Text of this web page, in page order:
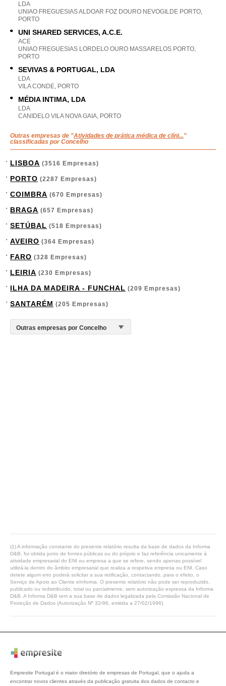
LDA
UNIAO FREGUESIAS ALDOAR FOZ DOURO NEVOGILDE PORTO,
PORTO
UNI SHARED SERVICES, A.C.E.
ACE
UNIAO FREGUESIAS LORDELO OURO MASSARELOS PORTO,
PORTO
SEVIVAS & PORTUGAL, LDA
LDA
VILA CONDE, PORTO
MÉDIA INTIMA, LDA
LDA
CANIDELO VILA NOVA GAIA, PORTO
Outras empresas de "Atividades de prática médica de clíni..."
classificadas por Concelho
LISBOA (3516 Empresas)
PORTO (2287 Empresas)
COIMBRA (670 Empresas)
BRAGA (657 Empresas)
SETÚBAL (518 Empresas)
AVEIRO (364 Empresas)
FARO (328 Empresas)
LEIRIA (230 Empresas)
ILHA DA MADEIRA - FUNCHAL (209 Empresas)
SANTARÉM (205 Empresas)
(1) A informação constante do presente relatório resulta da base de dados da Informa
D&B, foi obtida junto de fontes públicas ou do próprio e faz referência unicamente à
atividade empresarial do ENI ou empresa a que se refere, sendo apenas possível
utilizá-la dentro do âmbito empresarial que realiza a respetiva empresa ou ENI. Caso
detete algum erro poderá solicitar a sua retificação, contactando, para o efeito, o
Serviço de Apoio ao Cliente eInforma. O presente relatório não pode ser reproduzido,
publicado ou redistribuído, total ou parcialmente, sem autorização expressa da Informa
D&B. A Informa D&B tem a sua base de dados legalizada pela Comissão Nacional de
Proteção de Dados (Autorização Nº 32/96, emitida a 27/02/1996).
Empresite Portugal é o maior diretório de empresas de Portugal, que o ajuda a
encontrar novos clientes através da publicação gratuita dos dados de contacto e